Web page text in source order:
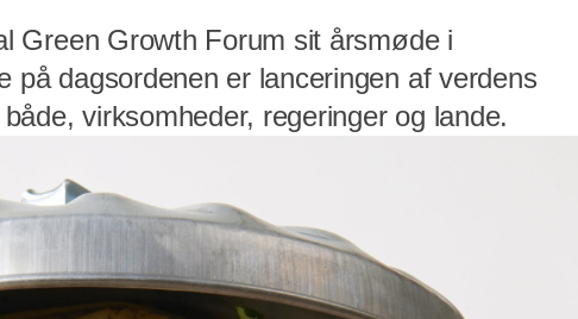
Green Growth Forum sit årsmøde i
på dagsordenen er lanceringen af verdens
virksomheder, regeringer og lande.